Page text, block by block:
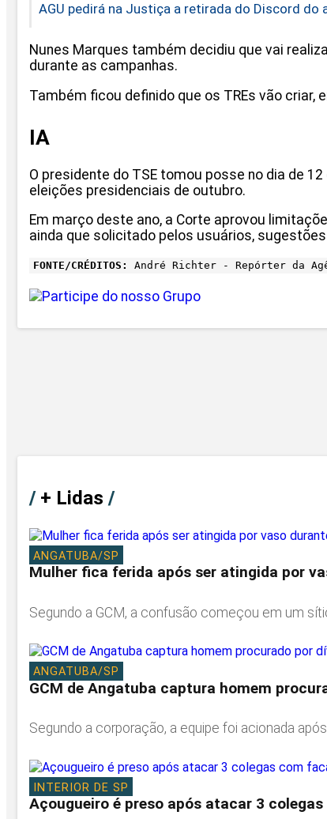
AGU pedirá na Justiça a retirada do Discord do
Nunes Marques também decidiu que vai
durante as campanhas.
Também ficou definido que os TREs vão criar,
IA
O presidente do TSE tomou posse no dia de
eleições presidenciais de outubro.
Em março deste ano, a Corte aprovou
ainda que solicitado pelos usuários,
FONTE/CRÉDITOS: André Richter - Repórter da
/+ Lidas /
ANGATUBA/SP
Mulher fica ferida após ser atingida por
Segundo a GCM, a confusão começou em um
ANGATUBA/SP
GCM de Angatuba captura homem
Segundo a corporação, a equipe foi acionada
INTERIOR DE SP
Açougueiro é preso após atacar 3